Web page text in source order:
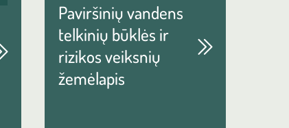
Paviršinių vandens
telkinių būklės ir
rizikos veiksnių
žemėlapis